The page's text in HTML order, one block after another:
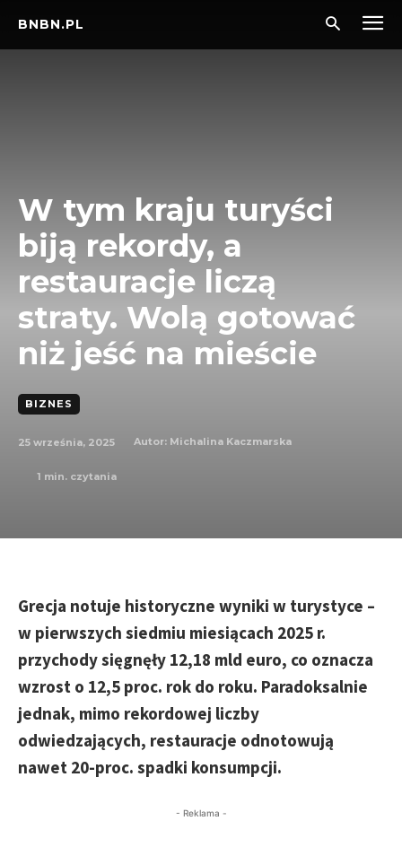
BNBN.PL
W tym kraju turyści
biją rekordy, a
restauracje liczą
straty. Wolą gotować
niż jeść na mieście
BIZNES
25 września, 2025 Autor: Michalina Kaczmarska
1 min. czytania
Grecja notuje historyczne wyniki w turystyce –
w pierwszych siedmiu miesiącach 2025 r.
przychody sięgnęły 12,18 mld euro, co oznacza
wzrost o 12,5 proc. rok do roku. Paradoksalnie
jednak, mimo rekordowej liczby
odwiedzających, restauracje odnotowują
nawet 20-proc. spadki konsumpcji.
- Reklama -